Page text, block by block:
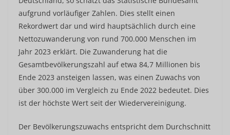
aufgrund vorläufiger Zahlen. Dies stellt einen
Rekordwert dar und wird hauptsächlich durch eine
Nettozuwanderung von rund 700.000 Menschen im
Jahr 2023 erklärt. Die Zuwanderung hat die
Gesamtbevölkerungszahl auf etwa 84,7 Millionen bis
Ende 2023 ansteigen lassen, was einen Zuwachs von
über 300.000 im Vergleich zu Ende 2022 bedeutet. Dies
ist der höchste Wert seit der Wiedervereinigung.
Der Bevölkerungszuwachs entspricht dem Durchschnitt